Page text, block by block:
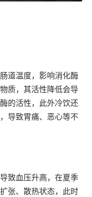
道温度，影响消化酶
质，其活性降低会导
的活性，此外冷饮还
导致胃痛、恶心等不
致血压升高，在夏季
张、散热状态，此时